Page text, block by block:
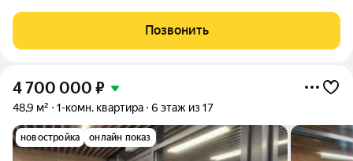
мастеров. Эта квартира на 10-м этаже полностью готова к
вашей жизни. Панорамное
Позвонить
4 700 000 ₽
48,9 м² 1-комн. квартира 6 этаж из 17
новостройка онлайн показ